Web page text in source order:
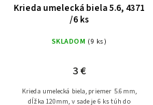
Krieda umelecká biela 5.6, 4371
/6 ks
SKLADOM (9 ks)
3 €
Krieda umelecká biela, priemer 5.6mm,
dĺžka 120mm, v sade je 6 ks túh do